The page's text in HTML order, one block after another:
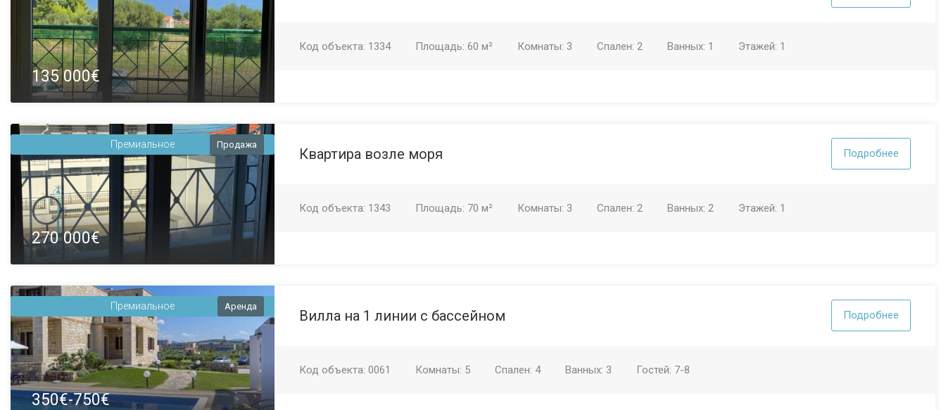
135 000€
Код объекта: 1334 Площадь:60 м² Комнаты: 3 Спален:2 Ванных: 1 Этажей: 1
Премиальное Продажа
270 000€
Квартира возле моря Подробнее
Код объекта: 1343 Площадь: 70 м² Комнаты: 3 Спален:2 Ванных:2 Этажей: 1
Премиальное Аренда
350€-750€
Вилла на 1 линии с бассейном Подробнее
Код объекта:0061 Комнаты: 5 Спален:4 Ванных: 3 Гостей: 7-8